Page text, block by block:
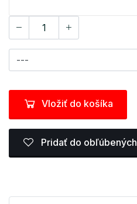
Vložiť do košíka
Pridať do obľúbených